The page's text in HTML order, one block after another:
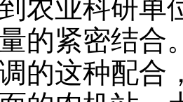
农业科研单
的紧密结合
的这种配合